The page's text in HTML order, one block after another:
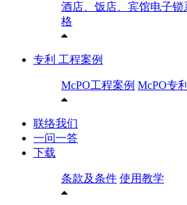
酒店、饭店、宾馆电子锁
格
专利 工程案例
McPO工程案例 McPO专利
联络我们
一问一答
下载
条款及条件 使用教学